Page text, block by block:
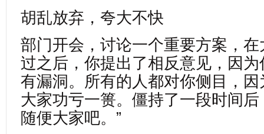
胡乱放弃，夸大不快
部门开会，讨论一个重要方案，
过之后，你提出了相反意见，因
有漏洞。所有的人都对你侧目，
大家功亏一篑。僵持了一段时间后
随便大家吧。”